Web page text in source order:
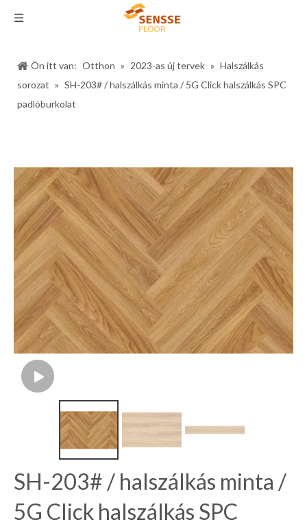
Ön itt van: Otthon » 2023-as új tervek » Halszálkás
sorozat » SH-203# / halszálkás minta / 5G Click halszálkás SPC
padlóburkolat
SH-203# / halszálkás minta /
5G Click halszálkás SPC